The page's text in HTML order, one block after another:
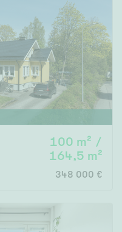
100 m² /
164,5 m²
erill.wc, varastotilaa,
348 000 €